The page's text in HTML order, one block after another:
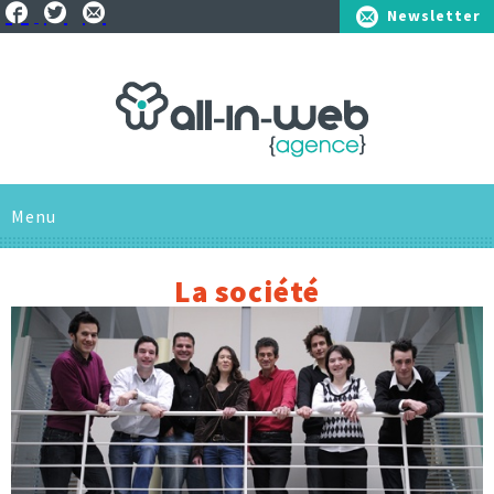
Newsletter
Menu
SAVOIR-FAIRE
SOLUTIONS
Pour les entreprises
Pour les associations
RÉFÉRENCES
ACTUS
La société